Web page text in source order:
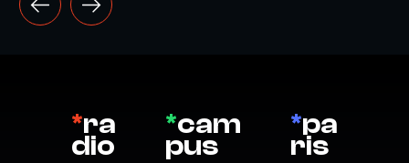
*ra
dio
*cam
pus
*pa
ris